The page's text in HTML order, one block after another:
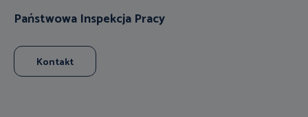
Państwowa Inspekcja Pracy
Kontakt